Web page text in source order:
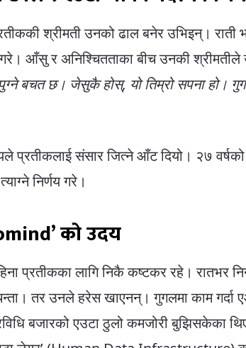
श्रीमती उनको ढाल बनेर उभिइन्। राती
आँसु र अनिश्चितताका बीच उनकी
बचत छ। जेसुकै होस्, यो तिम्रो सपना हो।
प्रतीकलाई संसार जित्ने आँट दियो। २७ वर्षको
निर्णय गरे।
को उदय
प्रतीकका लागि निकै कष्टकर रहे। रातभर
तर उनले हरेस खाएनन्। गुगलमा काम
बजारको एउटा ठुलो कमजोरी बुझिसकेका